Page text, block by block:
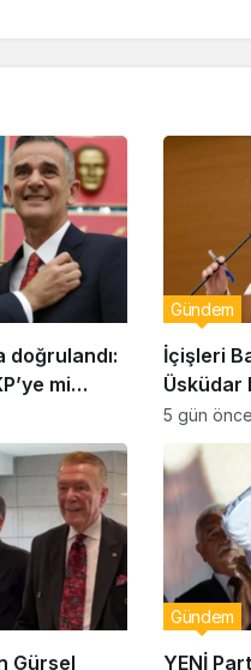
doğrulandı:
mi
İçişleri
Üsküdar
Sinem
Gündem
5 gün önce
Gürsel YENİ
Gündem